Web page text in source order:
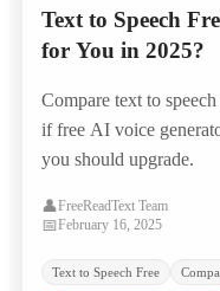
Text to Speech
for You in 2025?
Compare text to
if free AI voice
you should upgrade.
👤FreeReadText Team
📅February 16, 2025
Text to Speech Free